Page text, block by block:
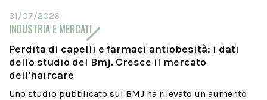
31/07/2026
INDUSTRIA E MERCATI
Perdita di capelli e farmaci antiobesità: i dati
dello studio del Bmj. Cresce il mercato
dell'haircare
Uno studio pubblicato sul BMJ ha rilevato un aumento